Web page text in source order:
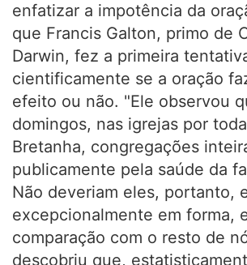
enfatizar a impotência da
que Francis Galton, primo de
Darwin, fez a primeira
cientificamente se a oração
efeito ou não. "Ele observou
domingos, nas igrejas por
Bretanha, congregações
publicamente pela saúde da
Não deveriam eles, portanto,
excepcionalmente em forma,
comparação com o resto de
descobriu que,